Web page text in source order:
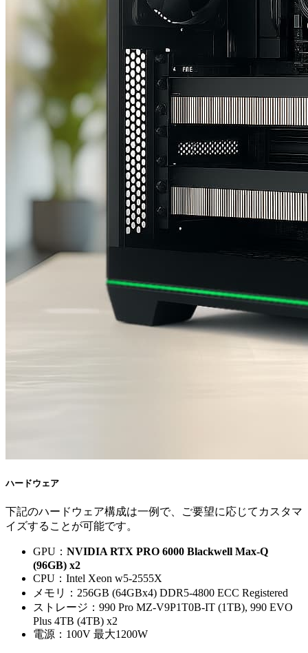
ハードウェア
下記のハードウェア構成は一例で、ご要望に応じてカスタマ
イズすることが可能です。
GPU： NVIDIA RTX PRO 6000 Blackwell Max-Q
(96GB) x2
CPU：Intel Xeon w5-2555X
メモリ：256GB (64GBx4) DDR5-4800 ECC Registered
ストレージ：990 Pro MZ-V9P1T0B-IT (1TB), 990 EVO
Plus 4TB (4TB) x2
電源：100V 最大1200W